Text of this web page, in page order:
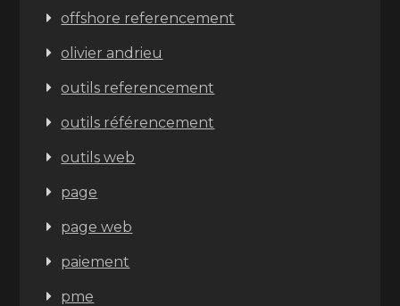
offshore referencement
olivier andrieu
outils referencement
outils référencement
outils web
page
page web
paiement
pme